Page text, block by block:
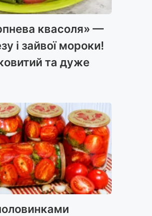
квасоля» —
і зайвої мороки!
та дуже